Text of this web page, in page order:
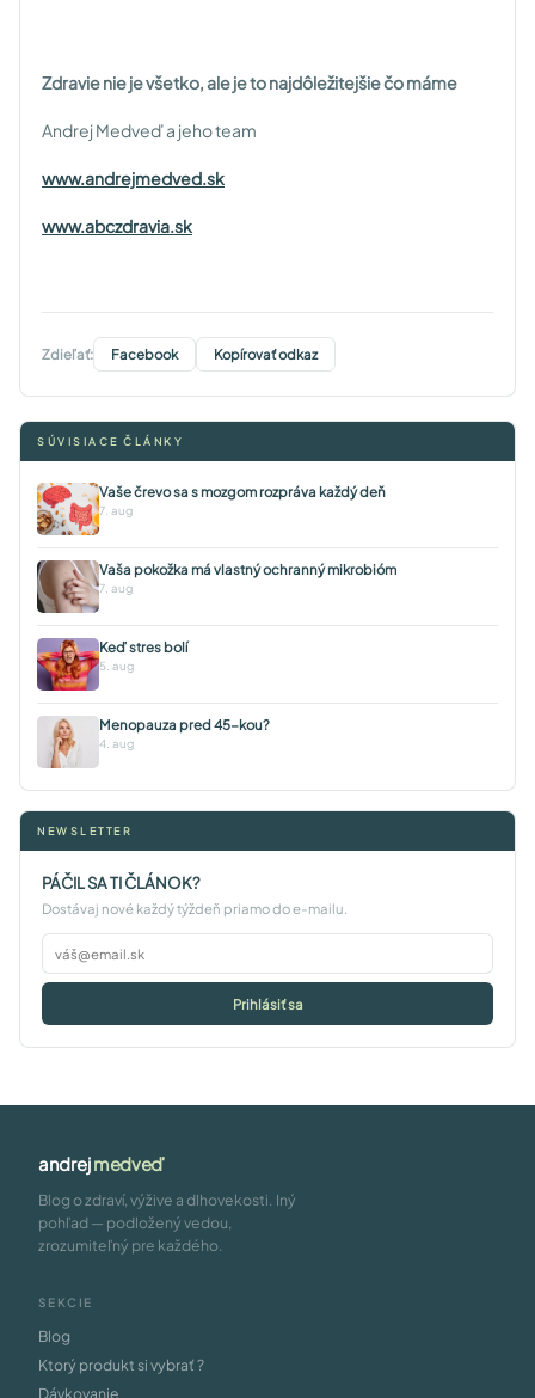
Zdravie nie je všetko, ale je to najdôležitejšie čo máme
Andrej Medveď a jeho team
www.andrejmedved.sk
www.abczdravia.sk
Zdieľať: Facebook Kopírovať odkaz
SÚVISIACE ČLÁNKY
Vaše črevo sa s mozgom rozpráva každý deň
7. aug
Vaša pokožka má vlastný ochranný mikrobióm
7. aug
Keď stres bolí
5. aug
Menopauza pred 45-kou?
4. aug
NEWSLETTER
PÁČIL SA TI ČLÁNOK?
Dostávaj nové každý týždeň priamo do e-mailu.
Prihlásiť sa
andrejmedveď
Blog o zdraví, výžive a dlhovekosti. Iný
pohľad — podložený vedou,
zrozumiteľný pre každého.
SEKCIE
Blog
Ktorý produkt si vybrať ?
Dávkovanie